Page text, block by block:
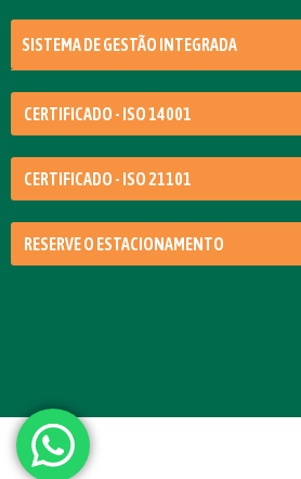
SISTEMA DE GESTÃO INTEGRADA
CERTIFICADO - ISO 14001
CERTIFICADO - ISO 21101
RESERVE O ESTACIONAMENTO